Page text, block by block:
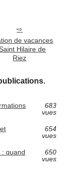
de vacances
Hilaire de
Riez
683
vues
654
vues
: quand
650
vues